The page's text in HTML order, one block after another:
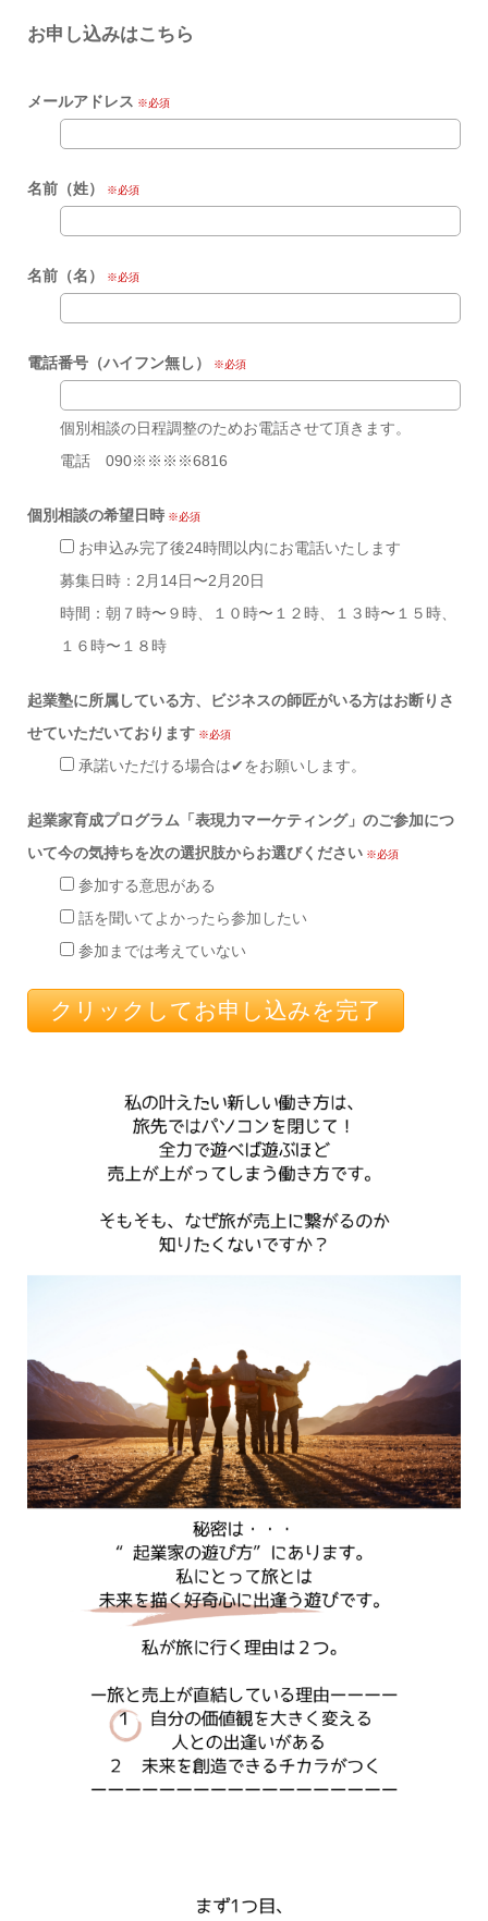
お申し込みはこちら
メールアドレス ※必須
名前（姓） ※必須
名前（名） ※必須
電話番号（ハイフン無し） ※必須
個別相談の日程調整のためお電話させて頂きます。
電話 090※※※※6816
個別相談の希望日時※必須
お申込み完了後24時間以内にお電話いたします
募集日時：2月14日〜2月20日
時間：朝７時〜９時、１０時〜１２時、１３時〜１５時、
１６時〜１８時
起業塾に所属している方、ビジネスの師匠がいる方はお断りさ
せていただいております※必須
承諾いただける場合は✔をお願いします。
起業家育成プログラム「表現力マーケティング」のご参加につ
いて今の気持ちを次の選択肢からお選びください※必須
参加する意思がある
話を聞いてよかったら参加したい
参加までは考えていない